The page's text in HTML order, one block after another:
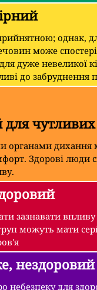
однак,
може
дуже невеликої
до забруднення
органами дихання
Здорові люди
зазнавати впливу
можуть мати
нездоровий
небезпеку для